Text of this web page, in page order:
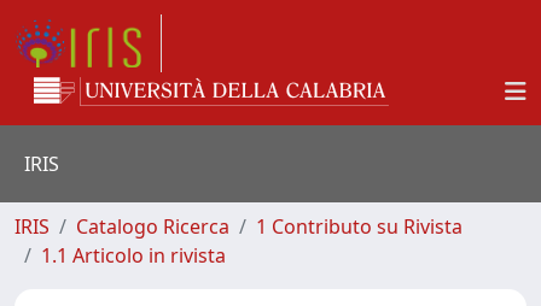
IRIS
IRIS Catalogo Ricerca
1 Contributo su Rivista
1.1 Articolo in rivista